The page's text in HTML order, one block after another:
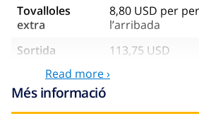
Tovalloles
extra
8,80 USD per
l’arribada
Sortida
113,75 USD
Neteja extra
Read more ›
Més informació